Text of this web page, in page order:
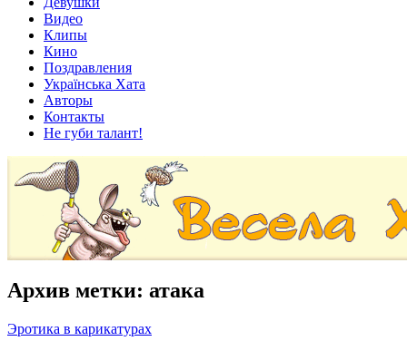
Видео
Клипы
Кино
Поздравления
Українська Хата
Авторы
Контакты
Не губи талант!
Архив метки: атака
Эротика в карикатурах